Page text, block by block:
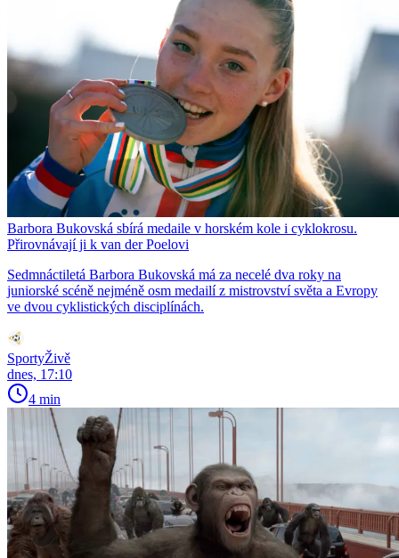
Barbora Bukovská sbírá medaile v horském kole i cyklokrosu.
Přirovnávají ji k van der Poelovi
Sedmnáctiletá Barbora Bukovská má za necelé dva roky na
juniorské scéně nejméně osm medailí z mistrovství světa a Evropy
ve dvou cyklistických disciplínách.
SportyŽivě
dnes, 17:10
4 min